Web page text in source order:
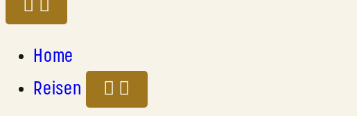
Home
Reisen